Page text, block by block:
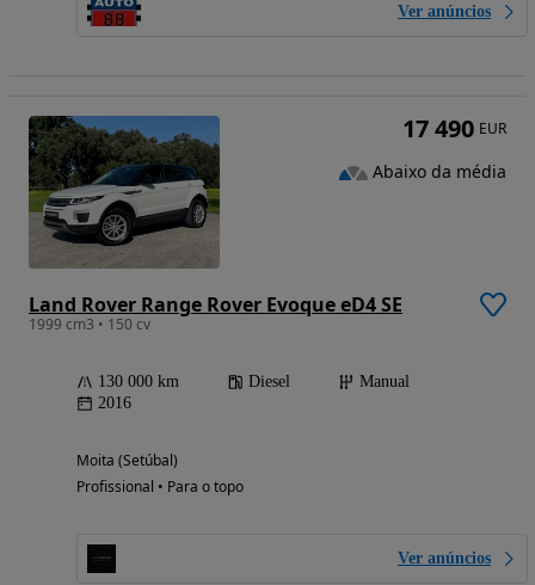
Ver anúncios
Land Rover Range Rover Evoque eD4 SE
1999 cm3 • 150 cv
130 000 km Diesel
Manual
2016
Moita (Setúbal)
Profissional • Para o topo
Ver anúncios
17 490 EUR
Abaixo da média